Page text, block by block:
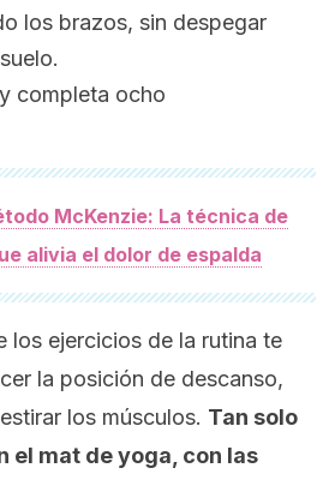
los brazos, sin despegar
completa ocho
McKenzie: La técnica de
alivia el dolor de espalda
los ejercicios de la rutina te
la posición de descanso,
los músculos. Tan solo
el mat de yoga, con las